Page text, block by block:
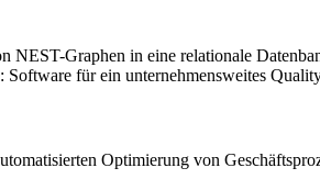
NEST-Graphen in eine relationale
Software für ein unternehmensweites
Optimierung von